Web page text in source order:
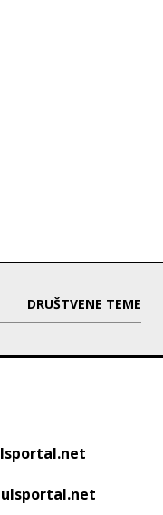
DRUŠTVENE TEME